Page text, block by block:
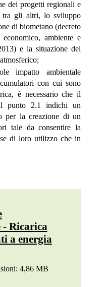
dei progetti regionali e
tra gli altri, lo sviluppo
di biometano (decreto
ambiente e
e la situazione del
impatto ambientale
con cui sono
è necessario che il
punto 2.1 indichi un
per la creazione di un
tale da consentire la
di loro utilizzo che in
Ricarica
a energia
4,86 MB